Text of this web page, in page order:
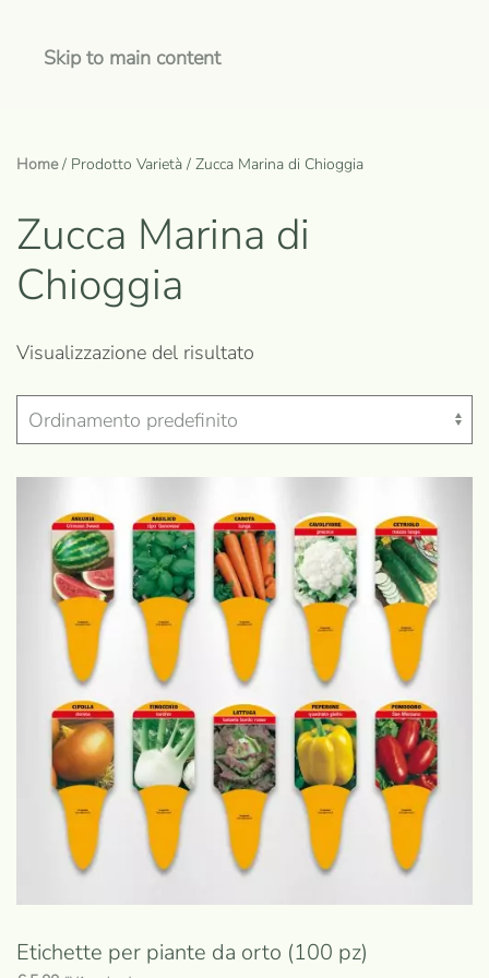
Skip to main content
Home/ Prodotto Varietà / Zucca Marina di Chioggia
Zucca Marina di
Chioggia
Visualizzazione del risultato
Etichette per piante da orto (100 pz)